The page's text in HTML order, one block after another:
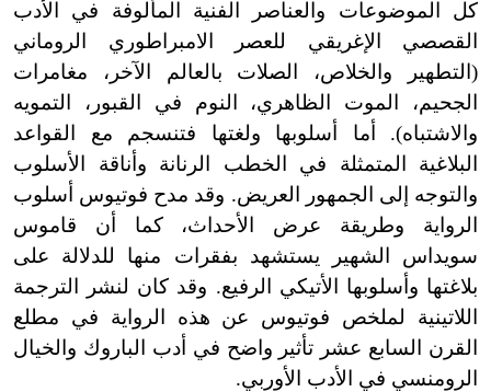
كل الموضوعات والعناصر الفنية المألوفة في الأدب
القصصي الإغريقي للعصر الامبراطوري الروماني
(التطهير والخلاص، الصلات بالعالم الآخر، مغامرات
الجحيم، الموت الظاهري، النوم في القبور، التمويه
والاشتباه). أما أسلوبها ولغتها فتنسجم مع القواعد
البلاغية المتمثلة في الخطب الرنانة وأناقة الأسلوب
والتوجه إلى الجمهور العريض. وقد مدح فوتيوس أسلوب
الرواية وطريقة عرض الأحداث، كما أن قاموس
سويداس الشهير يستشهد بفقرات منها للدلالة على
بلاغتها وأسلوبها الأتيكي الرفيع. وقد كان لنشر الترجمة
اللاتينية لملخص فوتيوس عن هذه الرواية في مطلع
القرن السابع عشر تأثير واضح في أدب الباروك والخيال
الرومنسي في الأدب الأوربي.